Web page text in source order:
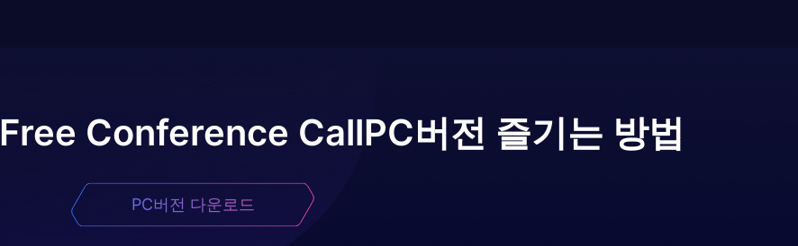
Free Conference CallPC버전 즐기는 방법
PC버전 다운로드